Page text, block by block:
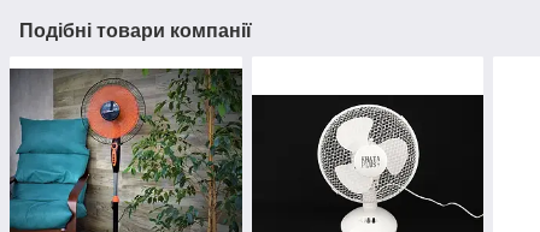
Подібні товари компанії